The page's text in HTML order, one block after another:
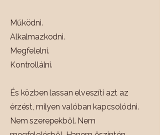
Működni.
Alkalmazkodni.
Megfelelni.
Kontrollálni.
És közben lassan elveszíti azt az
érzést, milyen valóban kapcsolódni.
Nem szerepekből. Nem